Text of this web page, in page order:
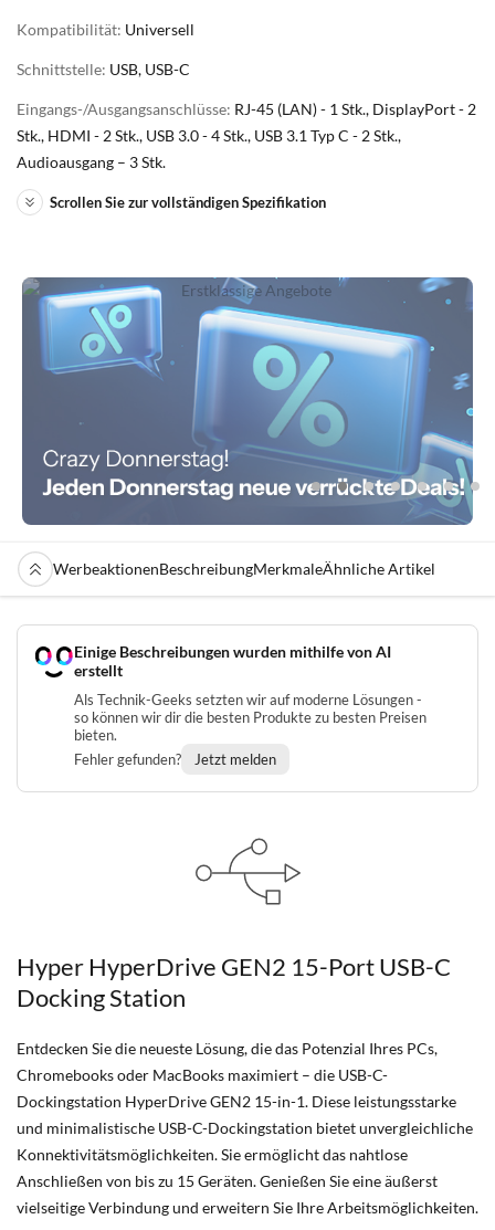
Kompatibilität: Universell
Schnittstelle: USB, USB-C
Eingangs-/Ausgangsanschlüsse: RJ-45 (LAN) - 1 Stk., DisplayPort - 2
Stk., HDMI - 2 Stk., USB 3.0 - 4 Stk., USB 3.1 Typ C - 2 Stk.,
Audioausgang – 3 Stk.
Scrollen Sie zur vollständigen Spezifikation
WerbeaktionenBeschreibungMerkmaleÄhnliche Artikel
Einige Beschreibungen wurden mithilfe von AI
erstellt
Als Technik-Geeks setzten wir auf moderne Lösungen -
so können wir dir die besten Produkte zu besten Preisen
bieten.
Fehler gefunden?
Jetzt melden
Hyper HyperDrive GEN2 15-Port USB-C
Docking Station
Entdecken Sie die neueste Lösung, die das Potenzial Ihres PCs,
Chromebooks oder MacBooks maximiert – die USB-C-
Dockingstation HyperDrive GEN2 15-in-1. Diese leistungsstarke
und minimalistische USB-C-Dockingstation bietet unvergleichliche
Konnektivitätsmöglichkeiten. Sie ermöglicht das nahtlose
Anschließen von bis zu 15 Geräten. Genießen Sie eine äußerst
vielseitige Verbindung und erweitern Sie Ihre Arbeitsmöglichkeiten.